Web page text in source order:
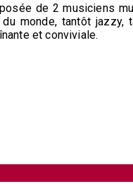
de 2 musiciens
monde, tantôt jazzy,
et conviviale.